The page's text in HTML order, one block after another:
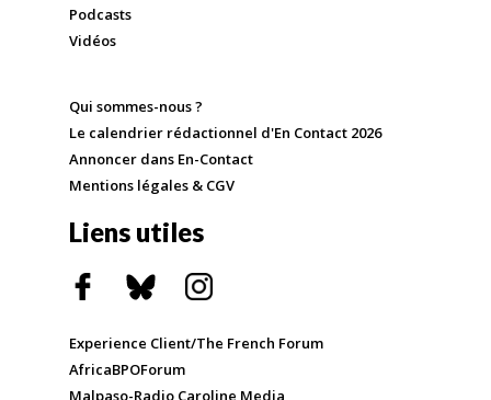
Podcasts
Vidéos
Qui sommes-nous ?
Le calendrier rédactionnel d'En Contact 2026
Annoncer dans En-Contact
Mentions légales & CGV
Liens utiles
Experience Client/The French Forum
AfricaBPOForum
Malpaso-Radio Caroline Media